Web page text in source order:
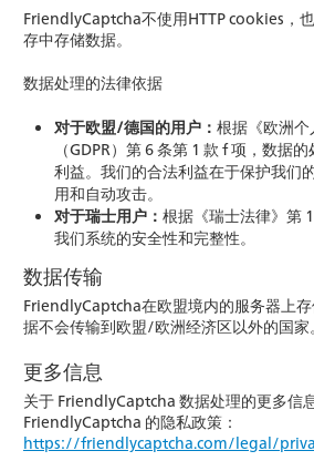
FriendlyCaptcha不使用HTTP cookies，
存中存储数据。
数据处理的法律依据
对于欧盟/德国的用户： 根据《欧洲个
（GDPR）第 6 条第 1 款 f 项，数据
利益。我们的合法利益在于保护我们
用和自动攻击。
对于瑞士用户： 根据《瑞士法律》第
我们系统的安全性和完整性。
数据传输
FriendlyCaptcha在欧盟境内的服务器上
据不会传输到欧盟/欧洲经济区以外的国家。
更多信息
关于 FriendlyCaptcha 数据处理的更多信
FriendlyCaptcha 的隐私政策：
https://friendlycaptcha.com/legal/